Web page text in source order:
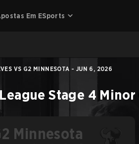
Em ESports
VS G2 MINNESOTA - JUN 6, 2026
Stage 4 Minor
Minnesota